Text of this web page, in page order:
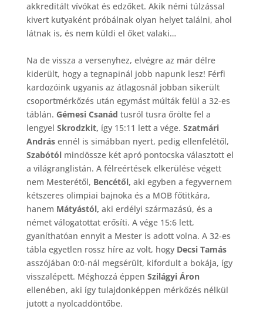
akkreditált vívókat és edzőket. Akik némi túlzással
kivert kutyaként próbálnak olyan helyet találni, ahol
látnak is, és nem küldi el őket valaki…
Na de vissza a versenyhez, elvégre az már délre
kiderült, hogy a tegnapinál jobb napunk lesz! Férfi
kardozóink ugyanis az átlagosnál jobban sikerült
csoportmérkőzés után egymást múlták felül a 32-es
táblán. Gémesi Csanád tusról tusra őrölte fel a
lengyel Skrodzkit, így 15:11 lett a vége. Szatmári
Andrásennél is simábban nyert, pedig ellenfelétől,
Szabótól mindössze két apró pontocska választott el
a világranglistán. A félreértések elkerülése végett
nem Mesterétől, Bencétől, aki egyben a fegyvernem
kétszeres olimpiai bajnoka és a MOB főtitkára,
hanem Mátyástól, aki erdélyi származású, és a
német válogatottat erősíti. A vége 15:6 lett,
gyaníthatóan ennyit a Mester is adott volna. A 32-es
tábla egyetlen rossz híre az volt, hogy Decsi Tamás
asszójában 0:0-nál megsérült, kifordult a bokája, így
visszalépett. Méghozzá éppen Szilágyi Áron
ellenében, aki így tulajdonképpen mérkőzés nélkül
jutott a nyolcaddöntőbe.